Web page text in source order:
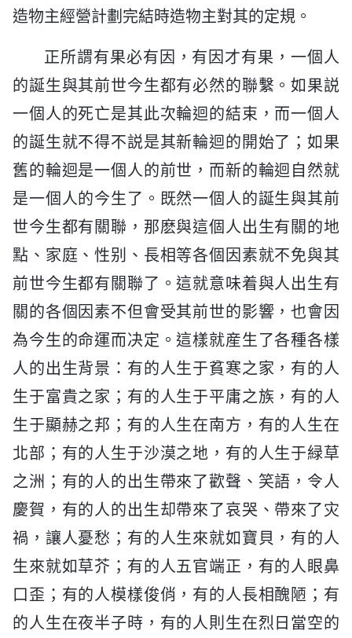
造物主經營計劃完結時造物主對其的定規。
正所謂有果必有因，有因才有果，一個人
的誕生與其前世今生都有必然的聯繫。如果説
一個人的死亡是其此次輪迴的結束，而一個人
的誕生就不得不説是其新輪迴的開始了；如果
舊的輪迴是一個人的前世，而新的輪迴自然就
是一個人的今生了。既然一個人的誕生與其前
世今生都有關聯，那麽與這個人出生有關的地
點、家庭、性别、長相等各個因素就不免與其
前世今生都有關聯了。這就意味着與人出生有
關的各個因素不但會受其前世的影響，也會因
為今生的命運而决定。這樣就産生了各種各樣
人的出生背景：有的人生于貧寒之家，有的人
生于富貴之家；有的人生于平庸之族，有的人
生于顯赫之邦；有的人生在南方，有的人生在
北部；有的人生于沙漠之地，有的人生于緑草
之洲；有的人的出生帶來了歡聲、笑語，令人
慶賀，有的人的出生却帶來了哀哭、帶來了灾
禍，讓人憂愁；有的人生來就如寶貝，有的人
生來就如草芥；有的人五官端正，有的人眼鼻
口歪；有的人模樣俊俏，有的人長相醜陋；有
的人生在夜半子時，有的人則生在烈日當空的